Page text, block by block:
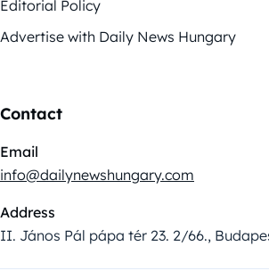
Editorial Policy
Advertise with Daily News Hungary
Contact
Email
info@dailynewshungary.com
Address
II. János Pál pápa tér 23. 2/66.,